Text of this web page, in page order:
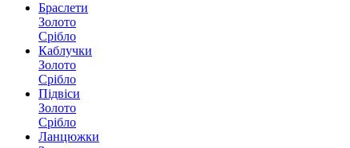
Браслети
Золото
Срібло
Каблучки
Золото
Срібло
Підвіси
Золото
Срібло
Ланцюжки